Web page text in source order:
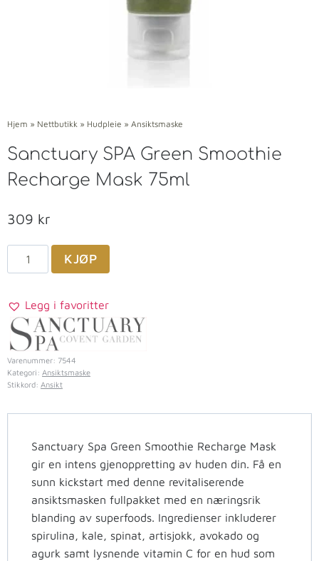
Hjem » Nettbutikk » Hudpleie » Ansiktsmaske
Sanctuary SPA Green Smoothie
Recharge Mask 75ml
309 kr
KJØP
Legg i favoritter
Varenummer: 7544
Kategori: Ansiktsmaske
Stikkord: Ansikt
Sanctuary Spa Green Smoothie Recharge Mask
gir en intens gjenoppretting av huden din. Få en
sunn kickstart med denne revitaliserende
ansiktsmasken fullpakket med en næringsrik
blanding av superfoods. Ingredienser inkluderer
spirulina, kale, spinat, artisjokk, avokado og
agurk samt lysnende vitamin C for en hud som